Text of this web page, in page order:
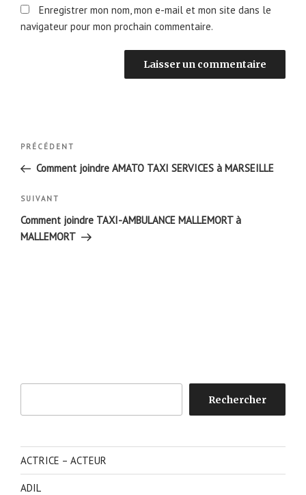
Enregistrer mon nom, mon e-mail et mon site dans le
navigateur pour mon prochain commentaire.
Navigation
l’article
Article
précédent
PRÉCÉDENT
Comment joindre AMATO TAXI SERVICES à MARSEILLE
Article
suivant
SUIVANT
Comment joindre TAXI-AMBULANCE MALLEMORT à
MALLEMORT
Rechercher
ACTRICE – ACTEUR
ADIL